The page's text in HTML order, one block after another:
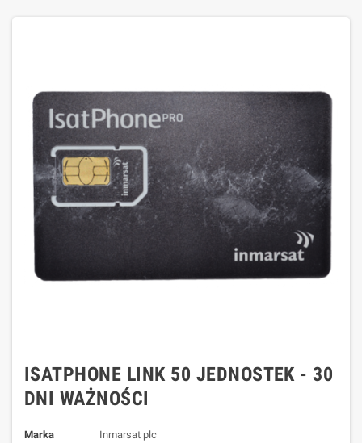
ISATPHONE LINK 50 JEDNOSTEK - 30
DNI WAŻNOŚCI
Marka
Inmarsat plc